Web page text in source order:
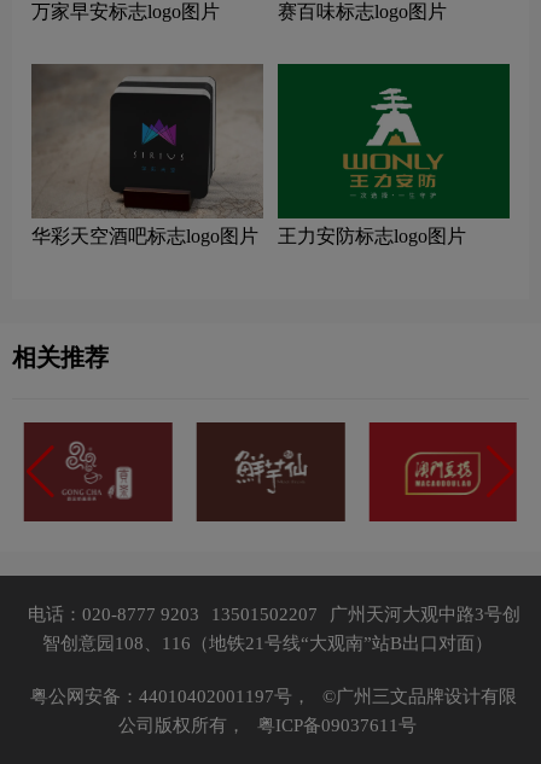
万家早安标志logo图片 赛百味标志logo图片
华彩天空酒吧标志logo图片 王力安防标志logo图片
相关推荐
电话：020-8777 9203 13501502207
广州天河大观中路3号创
智创意园108、116（地铁21号线“大观南”站B出口对面）
粤公网安备：44010402001197号，
©广州三文品牌设计有限
公司版权所有，
粤ICP备09037611号